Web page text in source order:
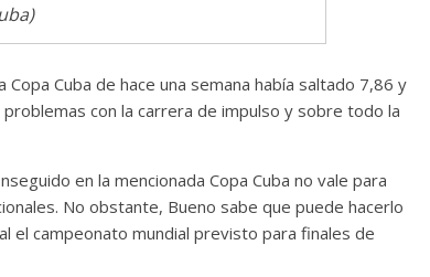
Cuba de hace una semana había saltado 7,86 y
con la carrera de impulso y sobre todo la
en la mencionada Copa Cuba no vale para
No obstante, Bueno sabe que puede hacerlo
el campeonato mundial previsto para finales de
Cuento de hadas
interclasista en la alta
burguesía mexicana